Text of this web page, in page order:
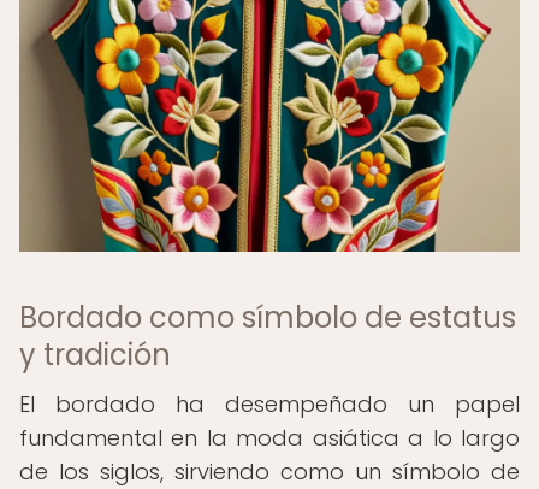
Bordado como símbolo de estatus
y tradición
El bordado ha desempeñado un papel
fundamental en la moda asiática a lo largo
de los siglos, sirviendo como un símbolo de